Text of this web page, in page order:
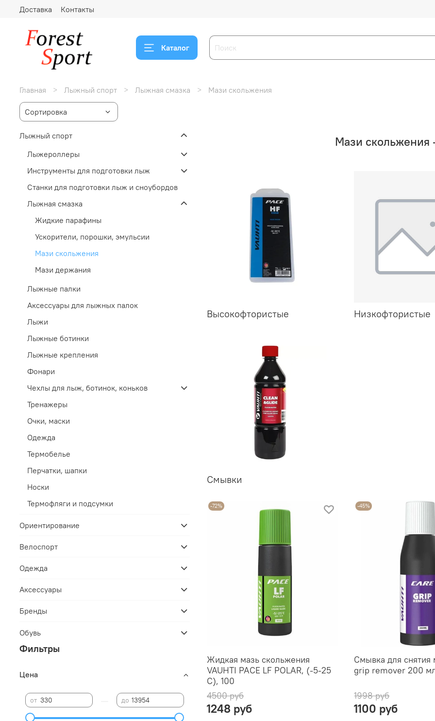
Доставка Контакты
Каталог
Главная Лыжный спорт Лыжная смазка Мази скольжения
Мази скольжения
Высокофтористые Низкофтористые
Cмывки
-72%
Жидкая мазь скольжения
VAUHTI PACE LF POLAR, (-5-25
C), 100
4500 руб
1248 руб
-45%
Смывка для
grip remover 200
1998 руб
1100 руб
Лыжный спорт
Лыжероллеры
Инструменты для подготовки лыж
Станки для подготовки лыж и сноубордов
Лыжная смазка
Жидкие парафины
Ускорители, порошки, эмульсии
Мази скольжения
Мази держания
Лыжные палки
Аксессуары для лыжных палок
Лыжи
Лыжные ботинки
Лыжные крепления
Фонари
Чехлы для лыж, ботинок, коньков
Тренажеры
Очки, маски
Одежда
Термобелье
Перчатки, шапки
Носки
Термофляги и подсумки
Ориентирование
Велоспорт
Одежда
Аксессуары
Бренды
Обувь
Фильтры
Цена
от до